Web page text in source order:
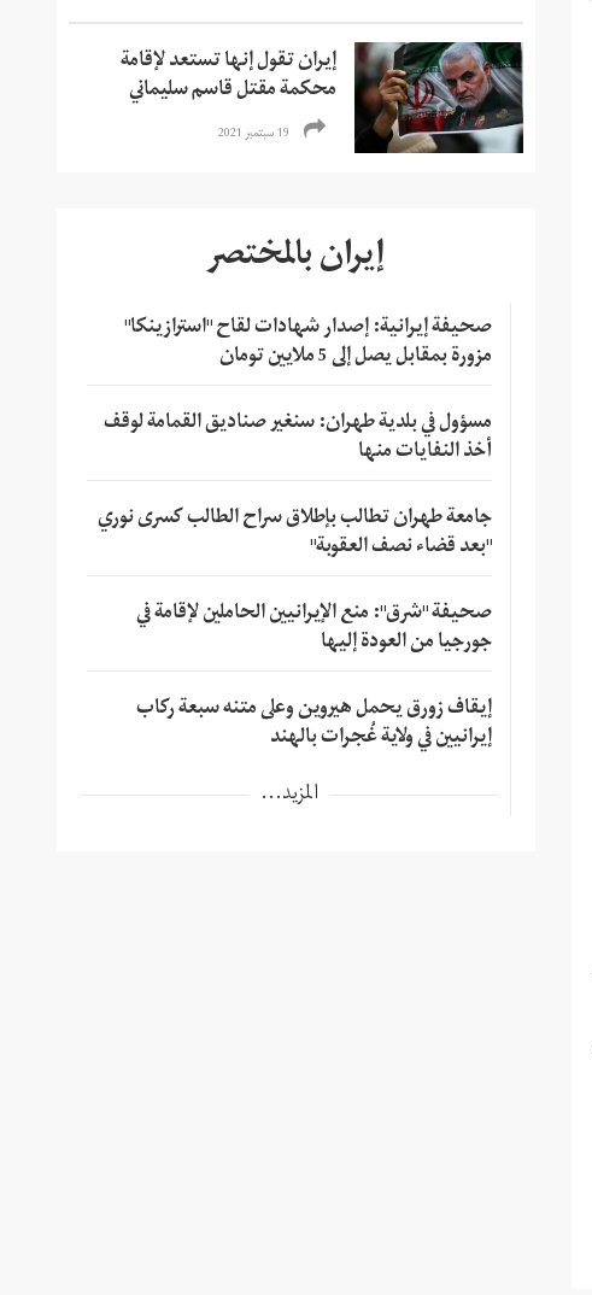
إيران تقول إنها تستعد لإقامة
محكمة مقتل قاسم سليماني
19 سبتمبر 2021
إيران بالمختصر
صحيفة إيرانية: إصدار شهادات لقاح "استرازينكا"
مزورة بمقابل يصل إلى 5 ملايين تومان
مسؤول في بلدية طهران: سنغير صناديق القمامة لوقف
أخذ النفايات منها
جامعة طهران تطالب بإطلاق سراح الطالب كسرى نوري
"بعد قضاء نصف العقوبة"
صحيفة "شرق": منع الإيرانيين الحاملين لإقامة في
جورجيا من العودة إليها
إيقاف زورق يحمل هيروين وعلى متنه سبعة ركاب
إيرانيين في ولاية غُجرات بالهند
المزيد...